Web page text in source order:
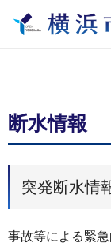
断水情報
突発断水情
事故等による緊